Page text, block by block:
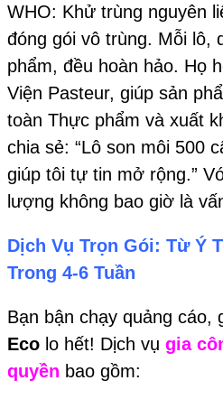
WHO: Khử trùng nguyên
đóng gói vô trùng. Mỗi lô,
phẩm, đều hoàn hảo. Họ
Viện Pasteur, giúp sản
toàn Thực phẩm và xuất
chia sẻ: “Lô son môi 500
giúp tôi tự tin mở rộng.”
lượng không bao giờ là
Dịch Vụ Trọn Gói: Từ Ý
Trong 4-6 Tuần
Bạn bận chạy quảng cáo,
Eco lo hết! Dịch vụ gia
quyền bao gồm: